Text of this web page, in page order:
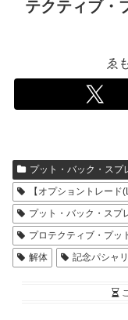
テクティブ・
ゑ
プット・バック・スプ
【オプショントレード
プット・バック・スプ
プロテクティブ・プッ
解体
記念パシャリ